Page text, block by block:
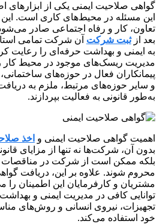
گواهی صلاحیت ایمنی یکی از ابزارهای
این مسئله در محیط‌های کاری است.
تعاون، کار و رفاه اجتماعی صادر
بعد ازثبت شرکت آن شرکت تمامی
به ایمنی و بهداشت حرفه‌ای را رعایت
مدیریت ریسک‌های موجود در محیط کار
پیمانکاران فعال در حوزه‌های
و سایر حوزه‌های مرتبط، ملزم به دریافت
به‌طور قانونی به فعالیت بپردازند.
اهمیت گواهی صلاحیت ایمنی و اخذ
بدون آن، شرکت‌ها نه تنها از مزایای
بلکه ممکن است از شرکت در مناقصات
محروم شوند. علاوه بر این، دریافت
مشتریان و کارفرمایان این اطمینان
توانایی کافی در مدیریت ایمنی و
تجهیزات، نیروی انسانی و روش‌های
خود استفاده می‌کند.